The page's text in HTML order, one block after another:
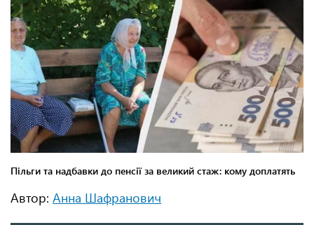
Автор: Анна Шафранович